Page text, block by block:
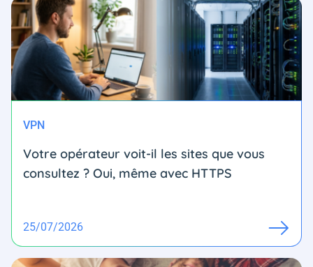
VPN
Votre opérateur voit-il les sites que vous
consultez ? Oui, même avec HTTPS
25/07/2026